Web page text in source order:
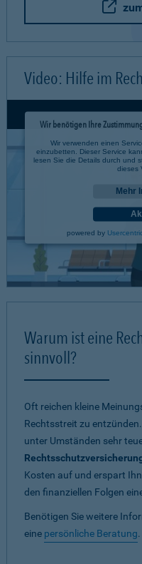
Video: Hilfe im
Wir benötigen Ihre
Wir verwenden einen
einzubetten. Dieser Service
lesen Sie die Details durch und
dieses
Mehr
powered by
Warum ist eine
sinnvoll?
Oft reichen kleine
Rechtsstreit zu
unter Umständen sehr
Kosten auf und erspart
den finanziellen Folgen
Benötigen Sie weitere
eine persönliche Beratung.